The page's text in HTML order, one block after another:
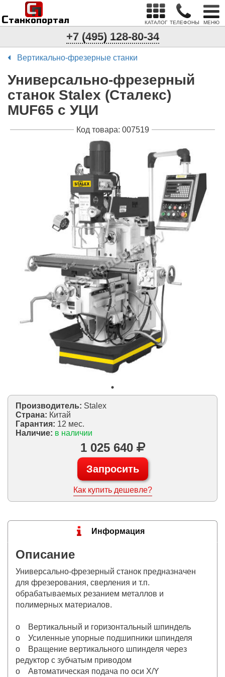
Станкопортал
п
С
КАТАЛОГ ТЕЛЕФОНЫ МЕНЮ
+7 (495) 128-80-34
Вертикально-фрезерные станки
Универсально-фрезерный
станок Stalex (Сталекс)
MUF65 с УЦИ
Код товара: 007519
Производитель: Stalex
Страна: Китай
Гарантия: 12 мес.
Наличие: в наличии
1 025 640
Запросить
Как купить дешевле?
Информация
Описание
Универсально-фрезерный станок предназначен
для фрезерования, сверления и т.п.
обрабатываемых резанием металлов и
полимерных материалов.
o Вертикальный и горизонтальный шпиндель
o Усиленные упорные подшипники шпинделя
o Вращение вертикального шпинделя через
редуктор с зубчатым приводом
o Автоматическая подача по оси Х/Y